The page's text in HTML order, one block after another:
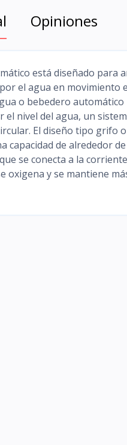
Opiniones
está diseñado para
el agua en movimiento
o bebedero automático
nivel del agua, un
El diseño tipo grifo
de alrededor
se conecta a la
oxigena y se mantiene